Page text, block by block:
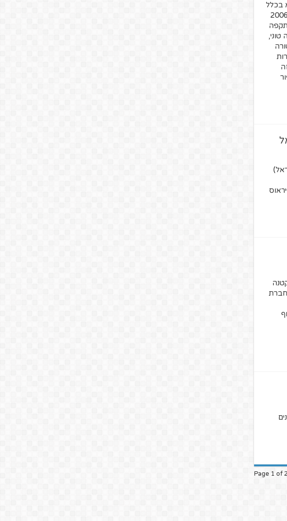
בכלל
שוער, גרמו לכישלון. לדוגמא, במונדיאל 2006
טוני,
בו ישראל)
Page 1 of 2